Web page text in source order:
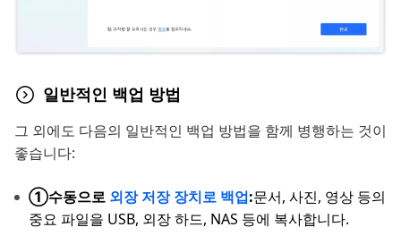
일반적인 백업 방법
그 외에도 다음의 일반적인 백업 방법을 함께 병행하는 것이
좋습니다:
①수동으로 외장 저장 장치로 백업:문서, 사진, 영상 등의
중요 파일을 USB, 외장 하드, NAS 등에 복사합니다.